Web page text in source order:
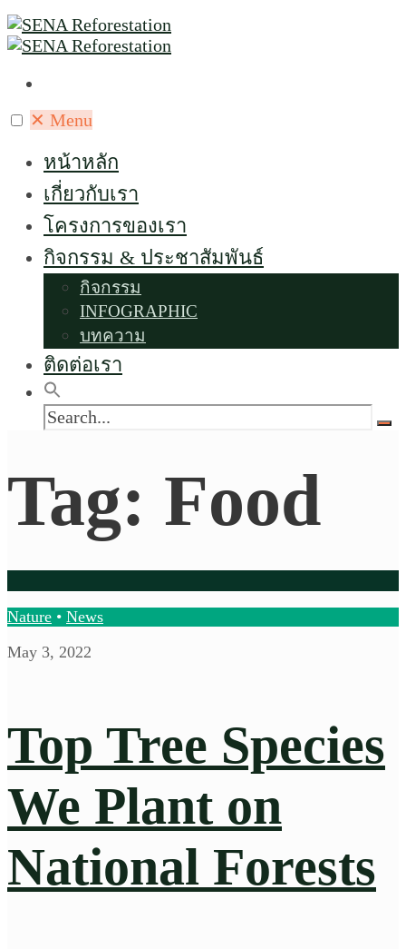
✕ Menu
หน้าหลัก
เกี่ยวกับเรา
โครงการของเรา
กิจกรรม & ประชาสัมพันธ์
กิจกรรม
INFOGRAPHIC
บทความ
ติดต่อเรา
Tag: Food
Nature • News
May 3, 2022
Top Tree Species
We Plant on
National Forests